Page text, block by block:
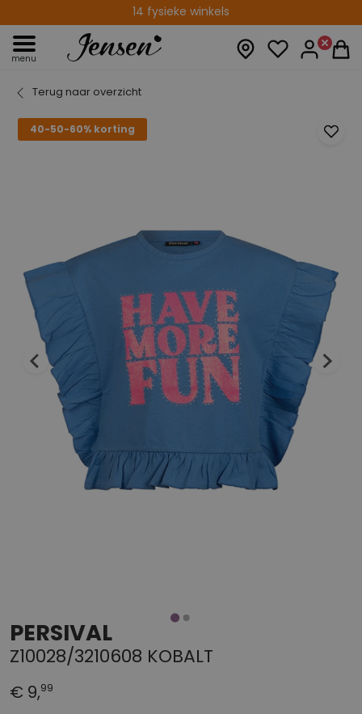
14 fysieke winkels
menu
Terug naar overzicht
40-50-60% korting
PERSIVAL
Z10028/3210608 KOBALT
€ 9,99